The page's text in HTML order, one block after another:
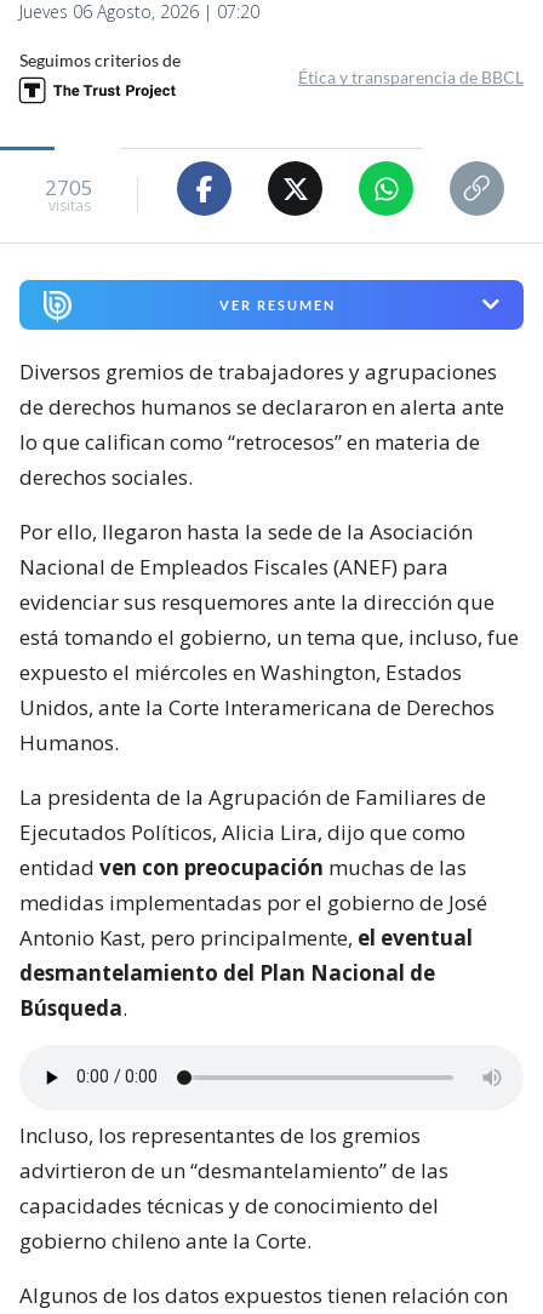
Jueves 06 Agosto, 2026 | 07:20
Seguimos criterios de
Ética y transparencia de BBCL
2705
visitas
VER RESUMEN
Diversos gremios de trabajadores y agrupaciones
de derechos humanos se declararon en alerta ante
lo que califican como “retrocesos” en materia de
derechos sociales.
Por ello, llegaron hasta la sede de la Asociación
Nacional de Empleados Fiscales (ANEF) para
evidenciar sus resquemores ante la dirección que
está tomando el gobierno, un tema que, incluso, fue
expuesto el miércoles en Washington, Estados
Unidos, ante la Corte Interamericana de Derechos
Humanos.
La presidenta de la Agrupación de Familiares de
Ejecutados Políticos, Alicia Lira, dijo que como
entidad ven con preocupación muchas de las
medidas implementadas por el gobierno de José
Antonio Kast, pero principalmente, el eventual
desmantelamiento del Plan Nacional de
Búsqueda.
Incluso, los representantes de los gremios
advirtieron de un “desmantelamiento” de las
capacidades técnicas y de conocimiento del
gobierno chileno ante la Corte.
Algunos de los datos expuestos tienen relación con